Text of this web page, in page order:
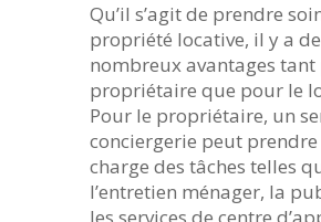
Qu’il s’agit de prendre
propriété locative, il y a de
nombreux avantages
propriétaire que pour le
Pour le propriétaire, un
conciergerie peut prendre
charge des tâches telles
l’entretien ménager, la